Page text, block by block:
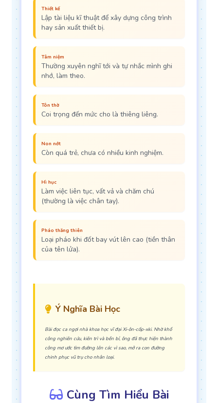
Thiết kế
Lập tài liệu kĩ thuật để xây dựng công trình
hay sản xuất thiết bị.
Tâm niệm
Thường xuyên nghĩ tới và tự nhắc mình ghi
nhớ, làm theo.
Tôn thờ
Coi trọng đến mức cho là thiêng liêng.
Non nớt
Còn quá trẻ, chưa có nhiều kinh nghiệm.
Hì hục
Làm việc liên tục, vất vả và chăm chú
(thường là việc chân tay).
Pháo thăng thiên
Loại pháo khi đốt bay vút lên cao (tiền thân
của tên lửa).
Ý Nghĩa Bài Học
Bài đọc ca ngợi nhà khoa học vĩ đại Xi-ôn-cốp-xki. Nhờ khổ
công nghiên cứu, kiên trì và bền bỉ, ông đã thực hiện thành
công mơ ước tìm đường lên các vì sao, mở ra con đường
chinh phục vũ trụ cho nhân loại.
Cùng Tìm Hiểu Bài